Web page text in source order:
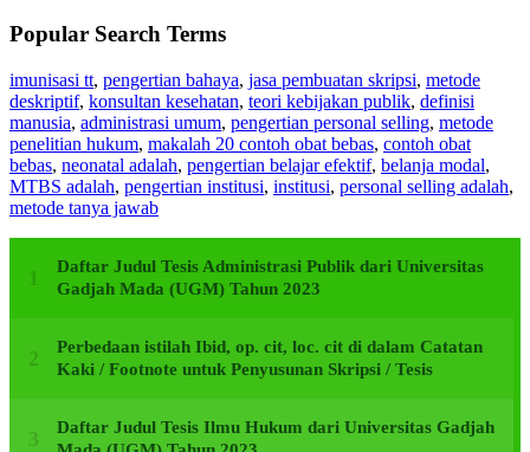
Popular Search Terms
imunisasi tt, pengertian bahaya, jasa pembuatan skripsi, metode
deskriptif, konsultan kesehatan, teori kebijakan publik, definisi
manusia, administrasi umum, pengertian personal selling, metode
penelitian hukum, makalah 20 contoh obat bebas, contoh obat
bebas, neonatal adalah, pengertian belajar efektif, belanja modal,
MTBS adalah, pengertian institusi, institusi, personal selling adalah,
metode tanya jawab
Daftar Judul Tesis Administrasi Publik dari Universitas
Gadjah Mada (UGM) Tahun 2023
Perbedaan istilah Ibid, op. cit, loc. cit di dalam Catatan
Kaki / Footnote untuk Penyusunan Skripsi / Tesis
Daftar Judul Tesis Ilmu Hukum dari Universitas Gadjah